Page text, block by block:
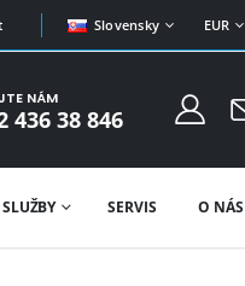
Slovensky EUR
NÁM
436 38 846
O NÁS
SERVIS
SLUŽBY